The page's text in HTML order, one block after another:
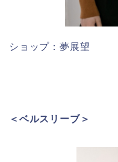
ショップ：夢展望
＜ベルスリーブ＞